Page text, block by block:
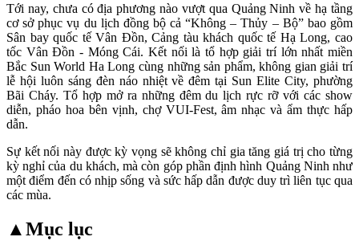
Tới nay, chưa có địa phương nào vượt qua Quảng Ninh về hạ tầng
cơ sở phục vụ du lịch đồng bộ cả “Không – Thủy – Bộ” bao gồm
Sân bay quốc tế Vân Đồn, Cảng tàu khách quốc tế Hạ Long, cao
tốc Vân Đồn - Móng Cái. Kết nối là tổ hợp giải trí lớn nhất miền
Bắc Sun World Ha Long cùng những sản phẩm, không gian giải trí
lễ hội luôn sáng đèn náo nhiệt về đêm tại Sun Elite City, phường
Bãi Cháy. Tổ hợp mở ra những đêm du lịch rực rỡ với các show
diễn, pháo hoa bên vịnh, chợ VUI-Fest, âm nhạc và ẩm thực hấp
dẫn.
Sự kết nối này được kỳ vọng sẽ không chỉ gia tăng giá trị cho từng
kỳ nghỉ của du khách, mà còn góp phần định hình Quảng Ninh như
một điểm đến có nhịp sống và sức hấp dẫn được duy trì liên tục qua
các mùa.
▲Mục lục